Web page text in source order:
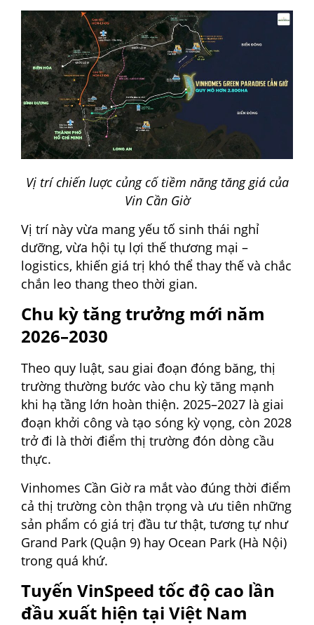
Vị trí chiến luợc củng cố tiềm năng tăng giá của
Vin Cần Giờ
Vị trí này vừa mang yếu tố sinh thái nghỉ
dưỡng, vừa hội tụ lợi thế thương mại –
logistics, khiến giá trị khó thể thay thế và chắc
chắn leo thang theo thời gian.
Chu kỳ tăng trưởng mới năm
2026–2030
Theo quy luật, sau giai đoạn đóng băng, thị
trường thường bước vào chu kỳ tăng mạnh
khi hạ tầng lớn hoàn thiện. 2025–2027 là giai
đoạn khởi công và tạo sóng kỳ vọng, còn 2028
trở đi là thời điểm thị trường đón dòng cầu
thực.
Vinhomes Cần Giờ ra mắt vào đúng thời điểm
cả thị trường còn thận trọng và ưu tiên những
sản phẩm có giá trị đầu tư thật, tương tự như
Grand Park (Quận 9) hay Ocean Park (Hà Nội)
trong quá khứ.
Tuyến VinSpeed tốc độ cao lần
đầu xuất hiện tại Việt Nam